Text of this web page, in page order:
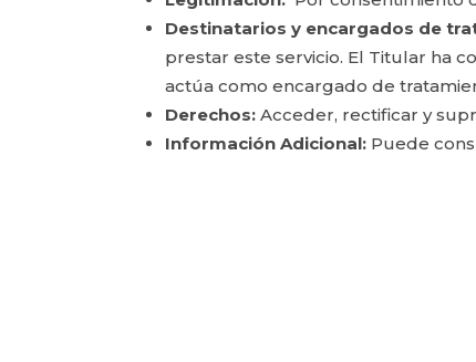
Destinatarios y encargados de
prestar este servicio. El Titular ha
actúa como encargado de
Derechos: Acceder, rectificar y
Información Adicional: Puede